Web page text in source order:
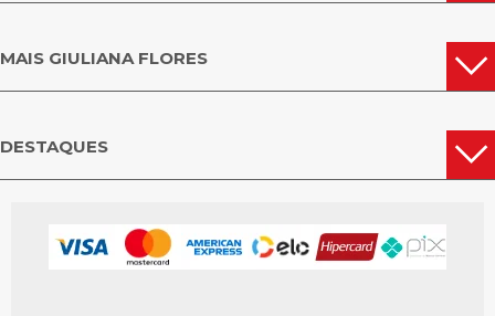
MAIS GIULIANA FLORES
DESTAQUES